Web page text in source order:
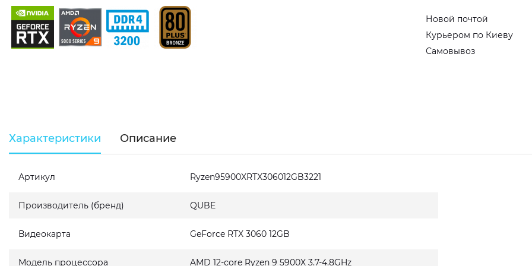
Новой почтой
Курьером по Киеву
Самовывоз
Характеристики Описание
Артикул Ryzen95900XRTX306012GB3221
Производитель (бренд) QUBE
Видеокарта GeForce RTX 3060 12GB
Модель процессора AMD 12-core Ryzen 9 5900X 3.7-4.8GHz